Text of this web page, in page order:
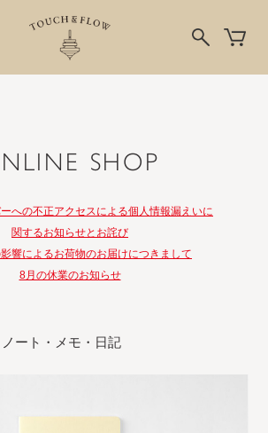
SHOP
ーへの不正アクセスによる個人情報漏えいに
関するお知らせとお詫び
響によるお荷物のお届けにつきまして
8月の休業のお知らせ
ノート・メモ・日記